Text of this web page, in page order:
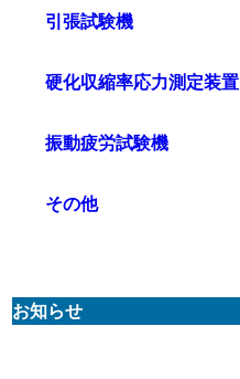
引張試験機
硬化収縮率応力測定装置
振動疲労試験機
その他
お知らせ